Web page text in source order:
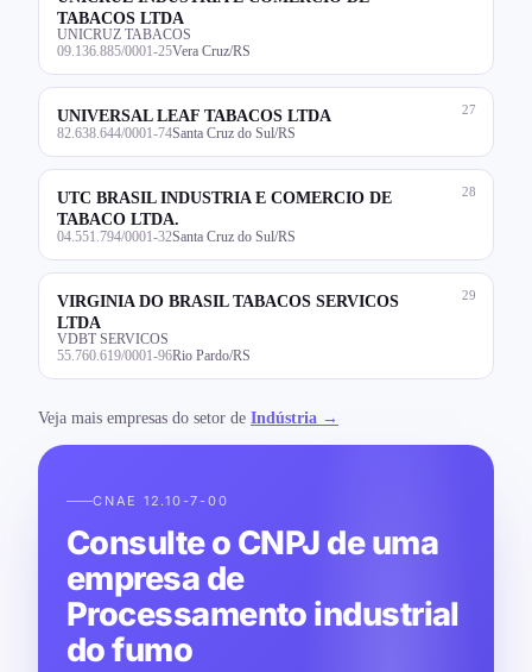
TABACOS LTDA
UNICRUZ TABACOS
09.136.885/0001-25Vera Cruz/RS
27
UNIVERSAL LEAF TABACOS LTDA
82.638.644/0001-74Santa Cruz do Sul/RS
28
UTC BRASIL INDUSTRIA E COMERCIO DE
TABACO LTDA.
04.551.794/0001-32Santa Cruz do Sul/RS
29
VIRGINIA DO BRASIL TABACOS SERVICOS
LTDA
VDBT SERVICOS
55.760.619/0001-96Rio Pardo/RS
Veja mais empresas do setor de Indústria →
CNAE 12.10-7-00
Consulte o CNPJ de uma
empresa de
Processamento industrial
do fumo